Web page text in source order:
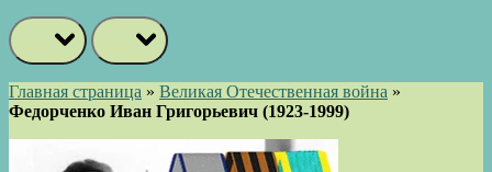
Главная страница » Великая Отечественная война »
Федорченко Иван Григорьевич (1923-1999)